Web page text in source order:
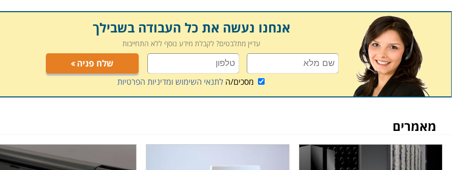
אנחנו נעשה את כל העבודה בשבילך
עדיין מתלבטים? לקבלת מידע נוסף ללא התחייבות
שלח פניה
מסכים/הלתנאי השימוש ומדיניות הפרטיות
מאמרים